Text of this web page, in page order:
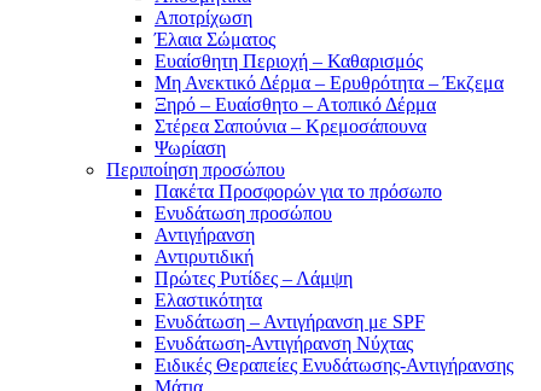
Αποτρίχωση
Έλαια Σώματος
Ευαίσθητη Περιοχή – Καθαρισμός
Μη Ανεκτικό Δέρμα – Ερυθρότητα – Έκζεμα
Ξηρό – Ευαίσθητο – Ατοπικό Δέρμα
Στέρεα Σαπούνια – Κρεμοσάπουνα
Ψωρίαση
Περιποίηση προσώπου
Πακέτα Προσφορών για το πρόσωπο
Ενυδάτωση προσώπου
Αντιγήρανση
Αντιρυτιδική
Πρώτες Ρυτίδες – Λάμψη
Ελαστικότητα
Ενυδάτωση – Αντιγήρανση με SPF
Ενυδάτωση-Αντιγήρανση Νύχτας
Ειδικές Θεραπείες Ενυδάτωσης-Αντιγήρανσης